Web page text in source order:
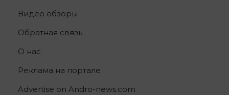
Видео обзоры
Обратная связь
О нас
Реклама на портале
Advertise on Andro-news.com